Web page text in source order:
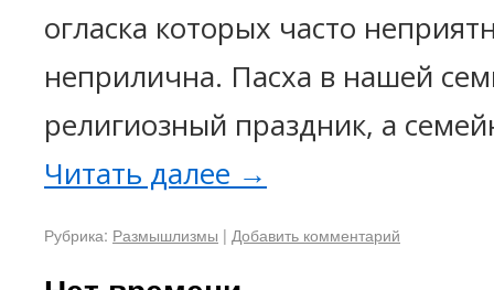
огласка которых часто
неприлична. Пасха в нашей
религиозный праздник, а
Читать далее →
Рубрика: Размышлизмы | Добавить комментарий